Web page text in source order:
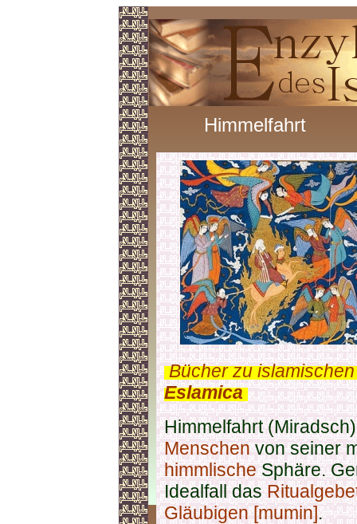
Himmelfahrt
.Bücher zu
Eslamica.
Himmelfahrt
Menschenvon seiner
himmlischeSphäre.
Idealfall das
Gläubigen [mumin].